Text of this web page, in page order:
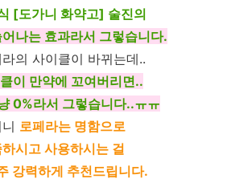
[도가니 화약고] 술진의
나는 효과라서 그렇습니다.
의 사이클이 바뀌는데..
이 만약에 꼬여버리면..
0%라서 그렇습니다..ㅠㅠ
로페라는 명함으로
시고 사용하시는 걸
강력하게 추천드립니다.